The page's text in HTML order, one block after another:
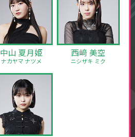
中山 夏月姫
ナカヤマ ナツメ
西﨑 美空
ニシザキ ミク